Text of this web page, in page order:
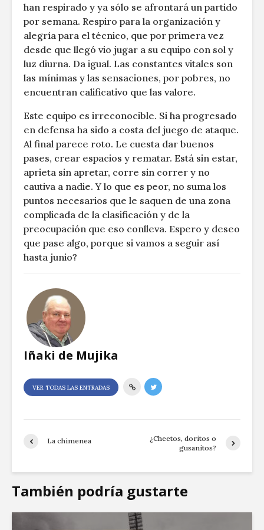
han respirado y ya sólo se afrontará un partido
por semana. Respiro para la organización y
alegría para el técnico, que por primera vez
desde que llegó vio jugar a su equipo con sol y
luz diurna. Da igual. Las constantes vitales son
las mínimas y las sensaciones, por pobres, no
encuentran calificativo que las valore.
Este equipo es irreconocible. Si ha progresado
en defensa ha sido a costa del juego de ataque.
Al final parece roto. Le cuesta dar buenos
pases, crear espacios y rematar. Está sin estar,
aprieta sin apretar, corre sin correr y no
cautiva a nadie. Y lo que es peor, no suma los
puntos necesarios que le saquen de una zona
complicada de la clasificación y de la
preocupación que eso conlleva. Espero y deseo
que pase algo, porque si vamos a seguir así
hasta junio?
Iñaki de Mujika
VER TODAS LAS ENTRADAS
La chimenea
¿Cheetos, doritos o
gusanitos?
También podría gustarte